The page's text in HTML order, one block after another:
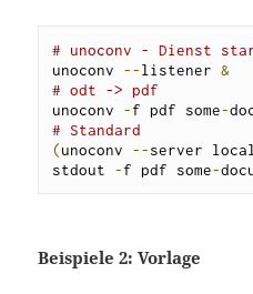
# unoconv - Dienst
unoconv --listener &
# odt -> pdf
unoconv -f pdf some-
# Standard
(unoconv --server
stdout -f pdf some-
Beispiele 2: Vorlage